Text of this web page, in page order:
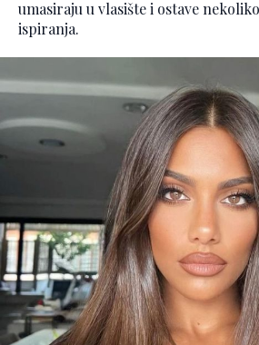
umasiraju u vlasište i ostave
ispiranja.